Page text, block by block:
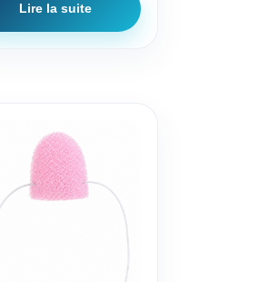
Lire la suite